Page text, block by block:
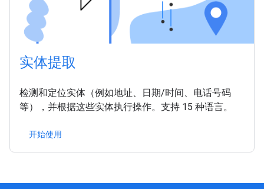
实体提取
检测和定位实体（例如地址、日期/时间、电话号码
等），并根据这些实体执行操作。支持 15 种语言。
开始使用